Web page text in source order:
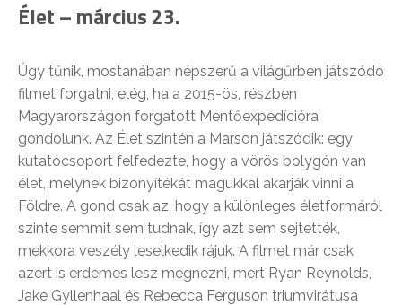
Élet – március 23.
Úgy tűnik, mostanában népszerű a világűrben játszódó
filmet forgatni, elég, ha a 2015-ös, részben
Magyarországon forgatott Mentőexpedícióra
gondolunk. Az Élet szintén a Marson játszódik: egy
kutatócsoport felfedezte, hogy a vörös bolygón van
élet, melynek bizonyítékát magukkal akarják vinni a
Földre. A gond csak az, hogy a különleges életformáról
szinte semmit sem tudnak, így azt sem sejtették,
mekkora veszély leselkedik rájuk. A filmet már csak
azért is érdemes lesz megnézni, mert Ryan Reynolds,
Jake Gyllenhaal és Rebecca Ferguson triumvirátusa